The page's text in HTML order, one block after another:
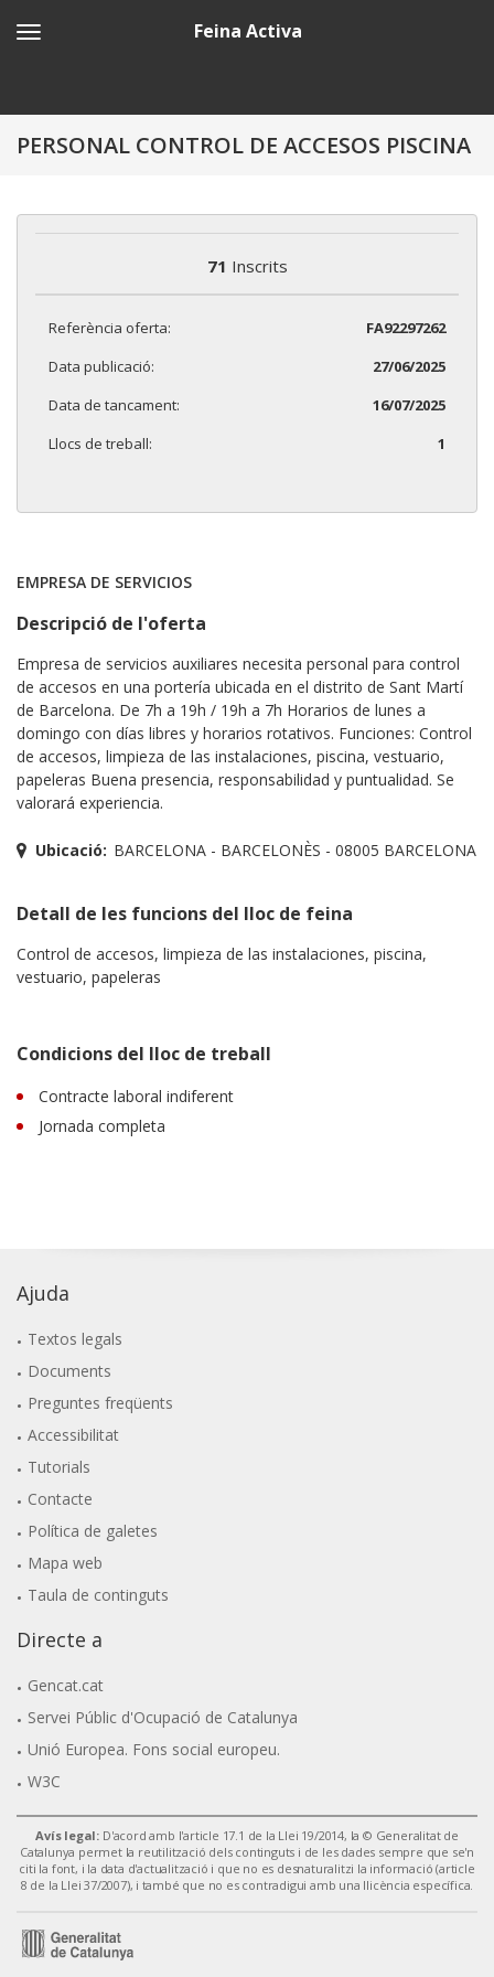
Feina Activa
PERSONAL CONTROL DE ACCESOS PISCINA
71 Inscrits
Referència oferta:
FA92297262
Data publicació:
27/06/2025
Data de tancament:
16/07/2025
Llocs de treball:
1
EMPRESA DE SERVICIOS
Descripció de l'oferta
Empresa de servicios auxiliares necesita personal para control
de accesos en una portería ubicada en el distrito de Sant Martí
de Barcelona. De 7h a 19h / 19h a 7h Horarios de lunes a
domingo con días libres y horarios rotativos. Funciones: Control
de accesos, limpieza de las instalaciones, piscina, vestuario,
papeleras Buena presencia, responsabilidad y puntualidad. Se
valorará experiencia.
Ubicació: BARCELONA - BARCELONÈS - 08005 BARCELONA
Detall de les funcions del lloc de feina
Control de accesos, limpieza de las instalaciones, piscina,
vestuario, papeleras
Condicions del lloc de treball
Contracte laboral indiferent
Jornada completa
Ajuda
Textos legals
Documents
Preguntes freqüents
Accessibilitat
Tutorials
Contacte
Política de galetes
Mapa web
Taula de continguts
Directe a
Gencat.cat
Servei Públic d'Ocupació de Catalunya
Unió Europea. Fons social europeu.
W3C
Avís legal: D'acord amb l'article 17.1 de la Llei 19/2014, la © Generalitat de
Catalunya permet la reutilització dels continguts i de les dades sempre que se'n
citi la font, i la data d'actualització i que no es desnaturalitzi la informació (article
8 de la Llei 37/2007), i també que no es contradigui amb una llicència específica.